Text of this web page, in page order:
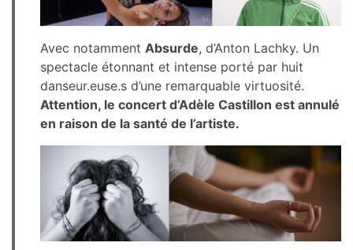
Avec notamment Absurde, d’Anton Lachky. Un
spectacle étonnant et intense porté par huit
danseur.euse.s d’une remarquable virtuosité.
Attention, le concert d’Adèle Castillon est annulé
en raison de la santé de l’artiste.